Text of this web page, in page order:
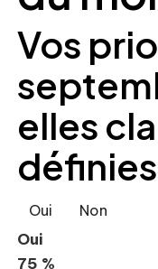
Vos
elles
Oui Non
Oui
75 %